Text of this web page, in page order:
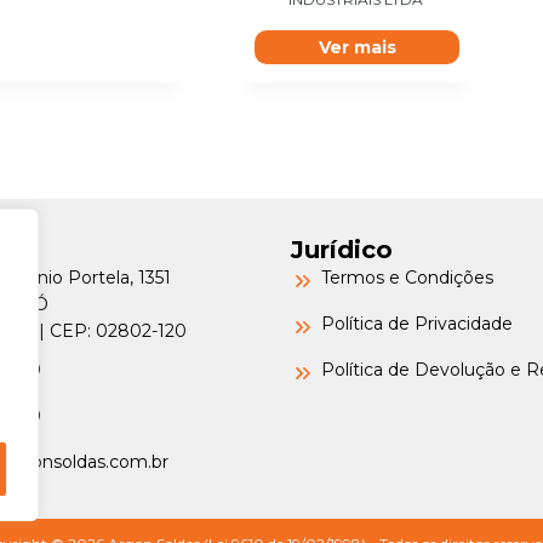
Ver mais
Portela, 1351
do Ó
SP | CEP: 02802-120
Jurídico
Termos e Condições
Política de Privacidade
Política de Devolução e